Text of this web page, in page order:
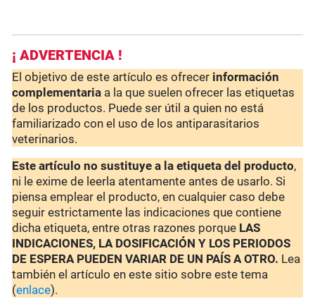
¡ ADVERTENCIA !
El objetivo de este artículo es ofrecer información
complementaria a la que suelen ofrecer las etiquetas
de los productos. Puede ser útil a quien no está
familiarizado con el uso de los antiparasitarios
veterinarios.
Este artículo no sustituye a la etiqueta del producto,
ni le exime de leerla atentamente antes de usarlo. Si
piensa emplear el producto, en cualquier caso debe
seguir estrictamente las indicaciones que contiene
dicha etiqueta, entre otras razones porque LAS
INDICACIONES, LA DOSIFICACIÓN Y LOS PERIODOS
DE ESPERA PUEDEN VARIAR DE UN PAÍS A OTRO. Lea
también el artículo en este sitio sobre este tema
(enlace).